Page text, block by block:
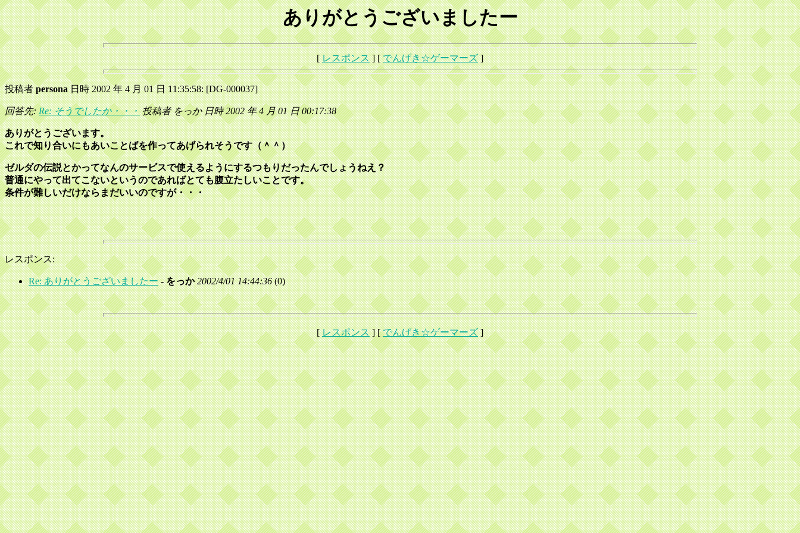
ありがとうございましたー
[レスポンス] [でんげき☆ゲーマーズ]
投稿者persona日時 2002 年 4 月 01 日 11:35:58: [DG-000037]
回答先:Re: そうでしたか・・・投稿者 をっか 日時 2002 年 4 月 01 日 00:17:38
ありがとうございます。
これで知り合いにもあいことばを作ってあげられそうです（＾＾）
ゼルダの伝説とかってなんのサービスで使えるようにするつもりだったんでしょうねえ？
普通にやって出てこないというのであればとても腹立たしいことです。
条件が難しいだけならまだいいのですが・・・
レスポンス:
Re: ありがとうございましたー-をっか 2002/4/01 14:44:36(0)
[レスポンス] [でんげき☆ゲーマーズ]